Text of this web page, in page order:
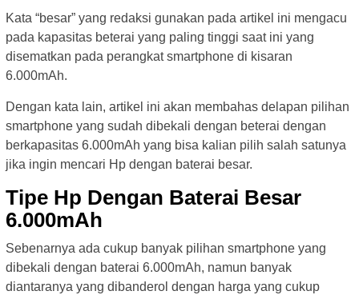
Kata “besar” yang redaksi gunakan pada artikel ini mengacu
pada kapasitas beterai yang paling tinggi saat ini yang
disematkan pada perangkat smartphone di kisaran
6.000mAh.
Dengan kata lain, artikel ini akan membahas delapan pilihan
smartphone yang sudah dibekali dengan beterai dengan
berkapasitas 6.000mAh yang bisa kalian pilih salah satunya
jika ingin mencari Hp dengan baterai besar.
Tipe Hp Dengan Baterai Besar
6.000mAh
Sebenarnya ada cukup banyak pilihan smartphone yang
dibekali dengan baterai 6.000mAh, namun banyak
diantaranya yang dibanderol dengan harga yang cukup